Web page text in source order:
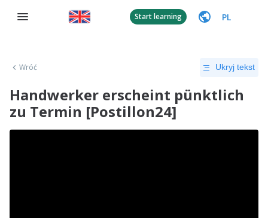
Start learning PL
Wróć Ukryj tekst
Handwerker erscheint pünktlich
zu Termin [Postillon24]